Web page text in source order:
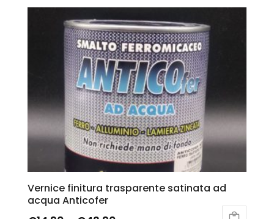
Vernice finitura trasparente satinata ad
acqua Anticofer